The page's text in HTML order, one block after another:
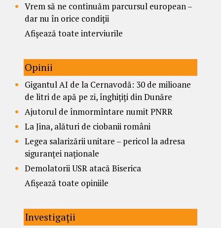
Vrem să ne continuăm parcursul european –
dar nu în orice condiții
Afișează toate interviurile
Opinii
Gigantul AI de la Cernavodă: 30 de milioane
de litri de apă pe zi, înghițiți din Dunăre
Ajutorul de înmormîntare numit PNRR
La Jina, alături de ciobanii români
Legea salarizării unitare – pericol la adresa
siguranței naționale
Demolatorii USR atacă Biserica
Afișează toate opiniile
Investigații